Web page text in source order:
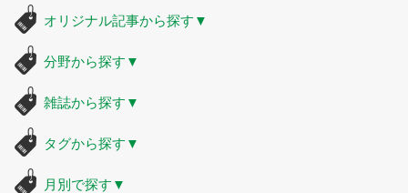
オリジナル記事から探す ▼
分野から探す ▼
雑誌から探す ▼
タグから探す ▼
月別で探す ▼